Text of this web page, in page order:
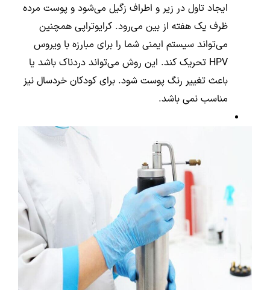
ایجاد تاول در زیر و اطراف زگیل می‌شود و پوست مرده
ظرف یک هفته از بین می‌رود. کرایوتراپی همچنین
می‌تواند سیستم ایمنی شما را برای مبارزه با ویروس
HPV تحریک کند. این روش می‌تواند دردناک باشد یا
باعث تغییر رنگ پوست شود. برای کودکان خردسال نیز
مناسب نمی باشد.